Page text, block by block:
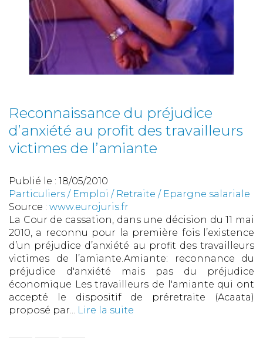
Reconnaissance du préjudice
d’anxiété au profit des travailleurs
victimes de l’amiante
Publié le : 18/05/2010
Particuliers / Emploi / Retraite / Epargne salariale
Source : www.eurojuris.fr
La Cour de cassation, dans une décision du 11 mai
2010, a reconnu pour la première fois l’existence
d’un préjudice d’anxiété au profit des travailleurs
victimes de l’amiante.Amiante: reconnance du
préjudice d'anxiété mais pas du préjudice
économique Les travailleurs de l'amiante qui ont
accepté le dispositif de préretraite (Acaata)
proposé par... Lire la suite